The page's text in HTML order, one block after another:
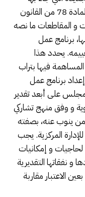
القانون الجديد لسنة 2015، فقد ورد في المادة 78 من القانون
بالجماعات و المقاطعات ما نصه
برنامج عمل
يحدد هذا
المساهمة فيها بتراب
يتم إعداد برنامج عمل
على أبعد تقدير
و وفق منهج تشاركي
من ينوب عنه، بصفته
المركزية. يجب
و إمكانيات
و نفقاتها التقديرية
الاعتبار مقاربة